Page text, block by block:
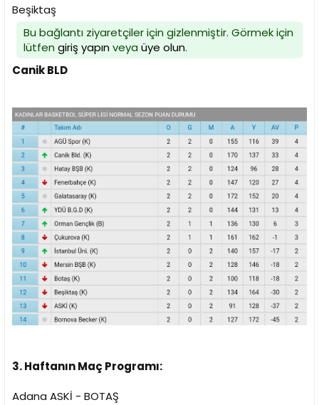
Beşiktaş
Bu bağlantı ziyaretçiler için gizlenmiştir. Görmek için
lütfen giriş yapınveya üye olun.
Canik BLD
3. Haftanın Maç Programı:
Adana ASKİ - BOTAŞ